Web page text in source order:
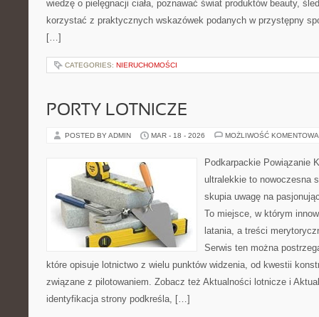
wiedzę o pielęgnacji ciała, poznawać świat produktów beauty,
korzystać z praktycznych wskazówek podanych w przystępny
[…]
CATEGORIES: NIERUCHOMOŚCI
PORTY LOTNICZE
POSTED BY ADMIN MAR - 18 - 2026 MOŻLIWOŚĆ
Podkarpackie Powiązanie
ultralekkie to nowoczesna
skupia uwagę na
To miejsce, w którym
latania, a treści
Serwis ten można
które opisuje lotnictwo z wielu punktów widzenia, od kwestii
związane z pilotowaniem. Zobacz też Aktualności lotnicze i
identyfikacja strony podkreśla, […]